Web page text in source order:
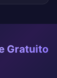
Gratuito